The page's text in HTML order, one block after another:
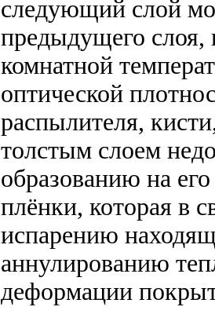
следующий слой
предыдущего слоя,
комнатной
оптической
распылителя,
толстым слоем
образованию на
плёнки, которая в
испарению
аннулированию
деформации